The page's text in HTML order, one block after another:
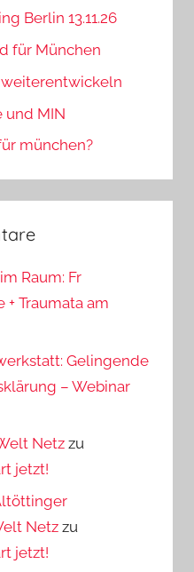
Berlin 13.11.26
für München
und MIN
münchen?
Raum: Fr
+ Traumata am
Gelingende
– Webinar
Netzzu
jetzt!
Netz zu
jetzt!